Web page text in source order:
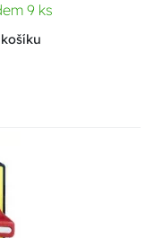
9 ks